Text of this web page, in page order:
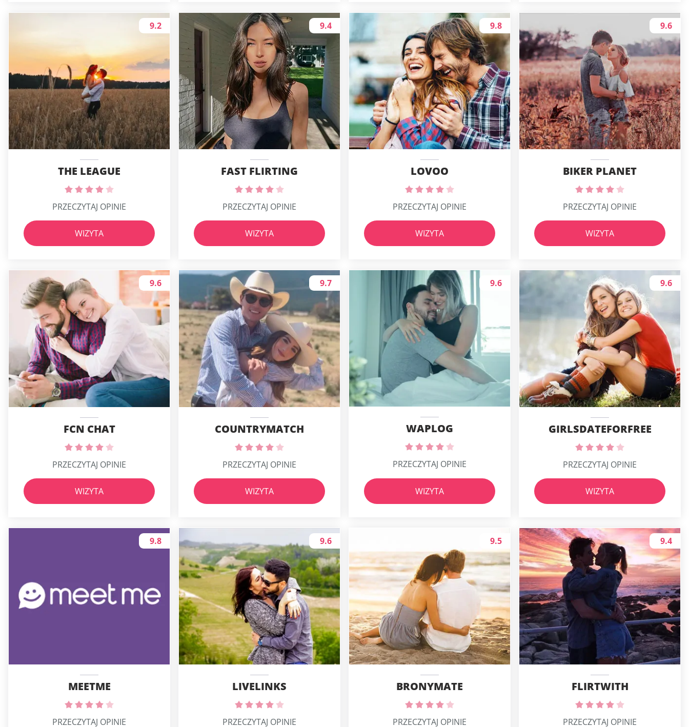
THE LEAGUE
9.2
PRZECZYTAJ OPINIE
WIZYTA
FAST FLIRTING
9.4
PRZECZYTAJ OPINIE
WIZYTA
LOVOO
9.8
PRZECZYTAJ OPINIE
WIZYTA
BIKER PLANET
9.6
PRZECZYTAJ OPINIE
WIZYTA
FCN CHAT
9.6
PRZECZYTAJ OPINIE
WIZYTA
COUNTRYMATCH
9.7
PRZECZYTAJ OPINIE
WIZYTA
WAPLOG
9.6
PRZECZYTAJ OPINIE
WIZYTA
GIRLSDATEFORFREE
9.6
PRZECZYTAJ OPINIE
WIZYTA
MEETME
9.8
PRZECZYTAJ OPINIE
LIVELINKS
9.6
PRZECZYTAJ OPINIE
BRONYMATE
9.5
PRZECZYTAJ OPINIE
FLIRTWITH
9.4
PRZECZYTAJ OPINIE